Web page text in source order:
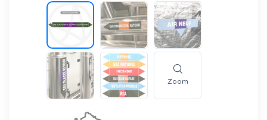
Zoom